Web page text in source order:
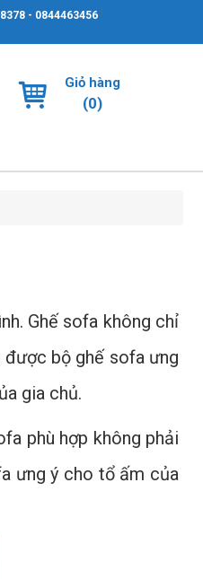
- 0844463456
Giỏ hàng
(0)
Ghế sofa không chỉ
được bộ ghế sofa ưng
gia chủ.
phù hợp không phải
ưng ý cho tổ ấm của